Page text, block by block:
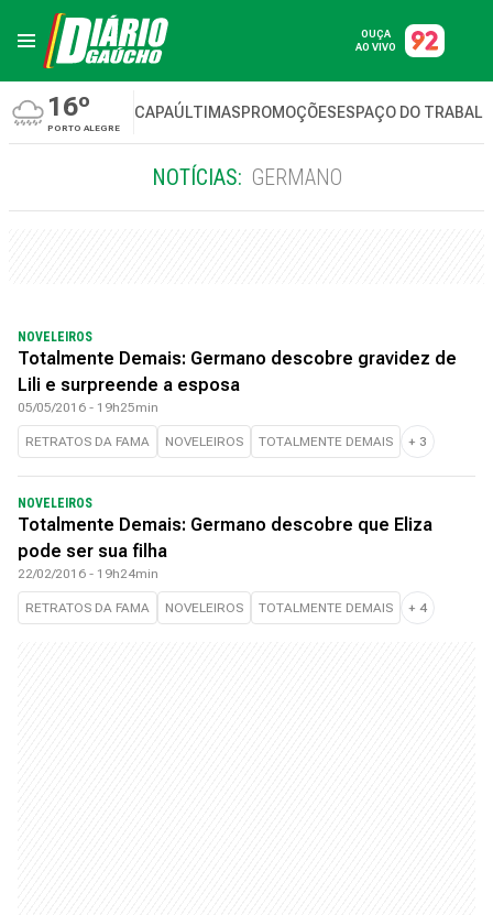
OUÇA
AO VIVO
16º
PORTO ALEGRE
CAPAÚLTIMASPROMOÇÕESESPAÇO DO
NOTÍCIAS: GERMANO
NOVELEIROS
Totalmente Demais: Germano descobre gravidez de
Lili e surpreende a esposa
05/05/2016 - 19h25min
RETRATOS DA FAMA NOVELEIROS TOTALMENTE DEMAIS + 3
NOVELEIROS
Totalmente Demais: Germano descobre que Eliza
pode ser sua filha
22/02/2016 - 19h24min
RETRATOS DA FAMA NOVELEIROS TOTALMENTE DEMAIS + 4